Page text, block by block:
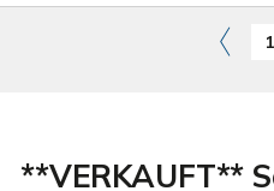
1
**VERKAUFT**